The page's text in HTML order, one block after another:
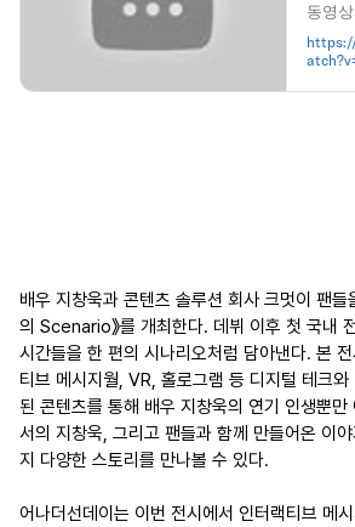
동영
직접
하여
배우 지창욱과 콘텐츠 솔루션 회사 크멋이 팬들
의 Scenario》를 개최한다. 데뷔 이후 첫 국내
시간들을 한 편의 시나리오처럼 담아낸다. 본
티브 메시지월, VR, 홀로그램 등 디지털 테크와
된 콘텐츠를 통해 배우 지창욱의 연기 인생뿐만
서의 지창욱, 그리고 팬들과 함께 만들어온 이
지 다양한 스토리를 만나볼 수 있다.
어나더선데이는 이번 전시에서 인터랙티브 메